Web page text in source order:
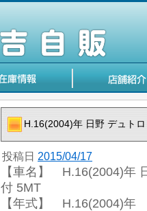
H.16(2004)年 日野 デュト
投稿日 2015/04/17
【車名】 H.16(2004)年
付 5MT
【年式】 H.16(2004)年